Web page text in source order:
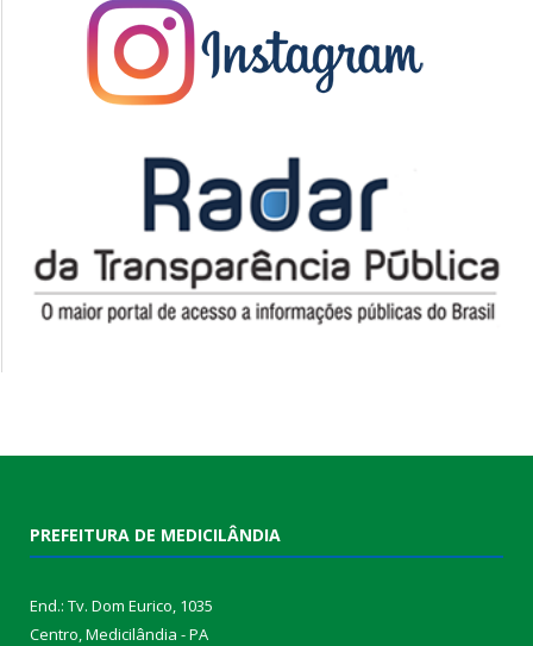
PREFEITURA DE MEDICILÂNDIA
End.: Tv. Dom Eurico, 1035
Centro, Medicilândia - PA